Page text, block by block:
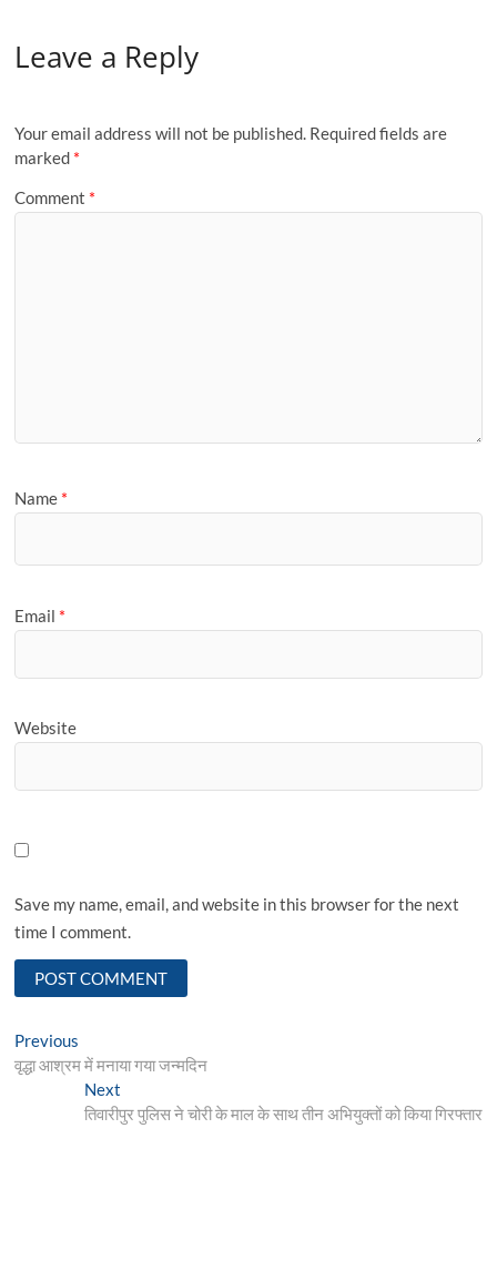
b
o
k
d
n
e
Leave a Reply
Your email address will not be published. Required fields are
marked *
Comment *
Name *
Email *
Website
Save my name, email, and website in this browser for the next
time I comment.
Post
navigation
Previous
post:
वृद्धा आश्रम में मनाया गया जन्मदिन
NextNext
post:
तिवारीपुर पुलिस ने चोरी के माल के साथ तीन अभियुक्तों को किया गिरफ्तार